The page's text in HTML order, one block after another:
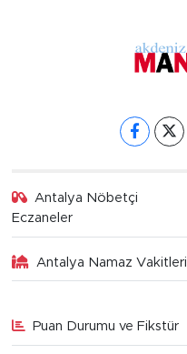
Antalya Nöbetçi
Eczaneler
Antalya Namaz Vakitleri
Puan Durumu ve Fikstür